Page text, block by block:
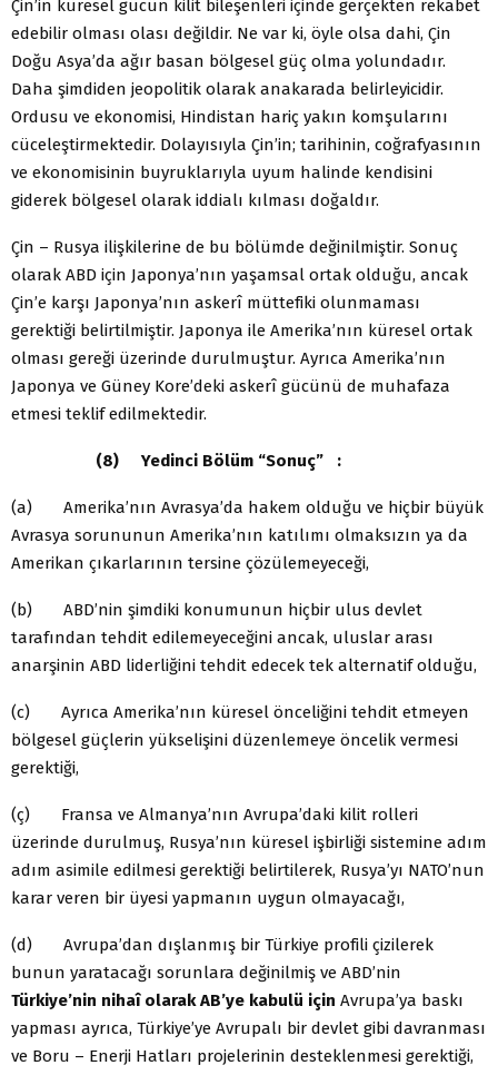
Çin’in küresel gücün kilit bileşenleri içinde gerçekten rekabet
edebilir olması olası değildir. Ne var ki, öyle olsa dahi, Çin
Doğu Asya’da ağır basan bölgesel güç olma yolundadır.
Daha şimdiden jeopolitik olarak anakarada belirleyicidir.
Ordusu ve ekonomisi, Hindistan hariç yakın komşularını
cüceleştirmektedir. Dolayısıyla Çin’in; tarihinin, coğrafyasının
ve ekonomisinin buyruklarıyla uyum halinde kendisini
giderek bölgesel olarak iddialı kılması doğaldır.
Çin – Rusya ilişkilerine de bu bölümde değinilmiştir. Sonuç
olarak ABD için Japonya’nın yaşamsal ortak olduğu, ancak
Çin’e karşı Japonya’nın askerî müttefiki olunmaması
gerektiği belirtilmiştir. Japonya ile Amerika’nın küresel ortak
olması gereği üzerinde durulmuştur. Ayrıca Amerika’nın
Japonya ve Güney Kore’deki askerî gücünü de muhafaza
etmesi teklif edilmektedir.
(8) Yedinci Bölüm “Sonuç” :
(a) Amerika’nın Avrasya’da hakem olduğu ve hiçbir büyük
Avrasya sorununun Amerika’nın katılımı olmaksızın ya da
Amerikan çıkarlarının tersine çözülemeyeceği,
(b) ABD’nin şimdiki konumunun hiçbir ulus devlet
tarafından tehdit edilemeyeceğini ancak, uluslar arası
anarşinin ABD liderliğini tehdit edecek tek alternatif olduğu,
(c) Ayrıca Amerika’nın küresel önceliğini tehdit etmeyen
bölgesel güçlerin yükselişini düzenlemeye öncelik vermesi
gerektiği,
(ç) Fransa ve Almanya’nın Avrupa’daki kilit rolleri
üzerinde durulmuş, Rusya’nın küresel işbirliği sistemine adım
adım asimile edilmesi gerektiği belirtilerek, Rusya’yı NATO’nun
karar veren bir üyesi yapmanın uygun olmayacağı,
(d) Avrupa’dan dışlanmış bir Türkiye profili çizilerek
bunun yaratacağı sorunlara değinilmiş ve ABD’nin
Türkiye’nin nihaî olarak AB’ye kabulü için Avrupa’ya baskı
yapması ayrıca, Türkiye’ye Avrupalı bir devlet gibi davranması
ve Boru – Enerji Hatları projelerinin desteklenmesi gerektiği,